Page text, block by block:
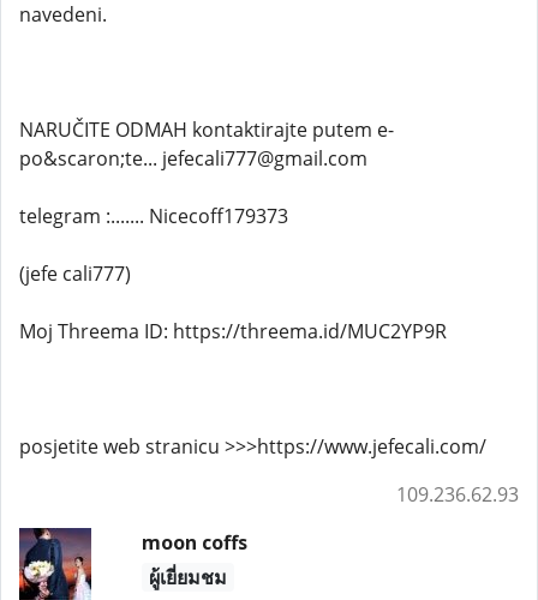
navedeni.
NARUČITE ODMAH kontaktirajte putem e-
po&scaron;te... jefecali777@gmail.com
telegram :....... Nicecoff179373
(jefe cali777)
Moj Threema ID: https://threema.id/MUC2YP9R
posjetite web stranicu >>>https://www.jefecali.com/
109.236.62.93
moon coffs
ผู้เยี่ยมชม